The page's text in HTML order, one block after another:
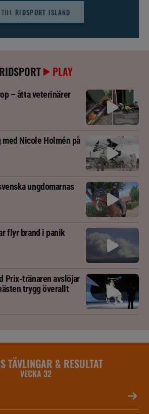
TILL RIDSPORT ISLAND
RIDSPORT PLAY
– åtta veterinärer
Nicole Holmén på
ungdomarnas
flyr brand i panik
Prix-tränaren avslöjar
trygg överallt
TÄVLINGAR & RESULTAT
VECKA 32